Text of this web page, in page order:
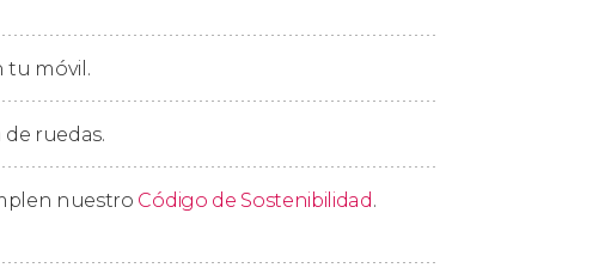
la comida incluida. En este caso el menú
Además podremos degustar el famoso
tu móvil.
de ruedas.
nuestro Código de Sostenibilidad .